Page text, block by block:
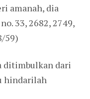
amanah, dia
33, 2682, 2749,
59)
ditimbulkan dari
hindarilah